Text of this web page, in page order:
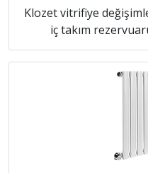
Klozet vitrifiye
iç takım